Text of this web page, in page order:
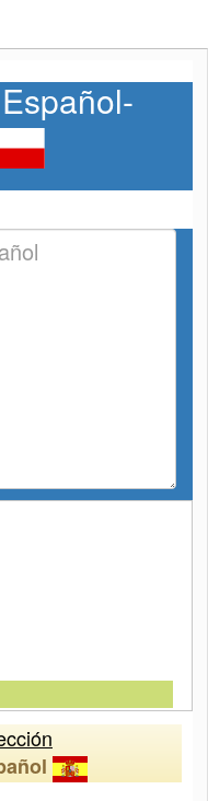
Español-